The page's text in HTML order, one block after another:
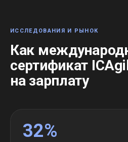
ИССЛЕДОВАНИЯ И РЫНОК
Как
сертификат
на зарплату
32%